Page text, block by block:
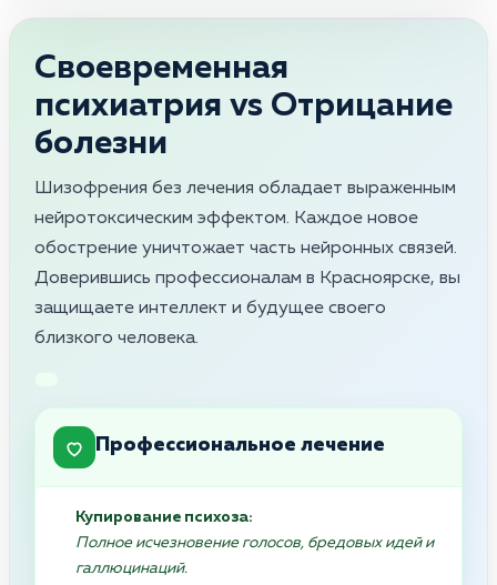
Своевременная
психиатрия vs Отрицание
болезни
Шизофрения без лечения обладает выраженным
нейротоксическим эффектом. Каждое новое
обострение уничтожает часть нейронных связей.
Доверившись профессионалам в Красноярске, вы
защищаете интеллект и будущее своего
близкого человека.
Профессиональное лечение
Купирование психоза:
Полное исчезновение голосов, бредовых идей и
галлюцинаций.